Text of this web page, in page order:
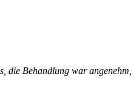
die Behandlung war angenehm,